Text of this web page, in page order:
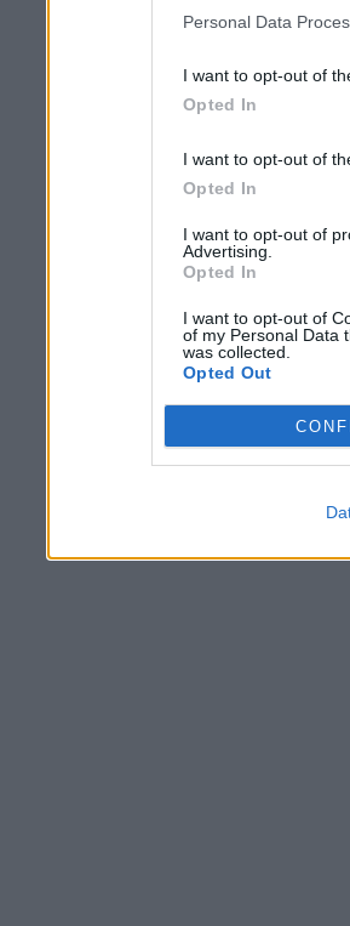
Personal Data
I want to opt-out of
Opted In
I want to opt-out of
Opted In
I want to opt-out of
Advertising.
Opted In
I want to opt-out of
of my Personal Data
was collected.
Opted Out